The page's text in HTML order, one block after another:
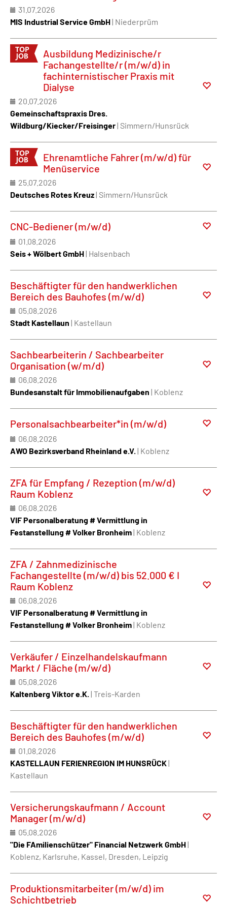
31.07.2026
MIS Industrial Service GmbH| Niederprüm
Ausbildung Medizinische/r
Fachangestellte/r (m/w/d) in
fachinternistischer Praxis mit
Dialyse
20.07.2026
Gemeinschaftspraxis Dres.
Wildburg/Kiecker/Freisinger| Simmern/Hunsrück
Ehrenamtliche Fahrer (m/w/d) für
Menüservice
25.07.2026
Deutsches Rotes Kreuz| Simmern/Hunsrück
CNC-Bediener (m/w/d)
01.08.2026
Seis + Wölbert GmbH| Halsenbach
Beschäftigter für den handwerklichen
Bereich des Bauhofes (m/w/d)
05.08.2026
Stadt Kastellaun | Kastellaun
Sachbearbeiterin / Sachbearbeiter
Organisation (w/m/d)
06.08.2026
Bundesanstalt für Immobilienaufgaben | Koblenz
Personalsachbearbeiter*in (m/w/d)
06.08.2026
AWO Bezirksverband Rheinland e.V.| Koblenz
ZFA für Empfang / Rezeption (m/w/d)
Raum Koblenz
06.08.2026
VIF Personalberatung # Vermittlung in
Festanstellung # Volker Bronheim| Koblenz
ZFA / Zahnmedizinische
Fachangestellte (m/w/d) bis 52.000 € I
Raum Koblenz
06.08.2026
VIF Personalberatung # Vermittlung in
Festanstellung # Volker Bronheim| Koblenz
Verkäufer / Einzelhandelskaufmann
Markt / Fläche (m/w/d)
05.08.2026
Kaltenberg Viktor e.K.| Treis-Karden
Beschäftigter für den handwerklichen
Bereich des Bauhofes (m/w/d)
01.08.2026
KASTELLAUN FERIENREGION IM HUNSRÜCK|
Kastellaun
Versicherungskaufmann / Account
Manager (m/w/d)
05.08.2026
"Die FAmilienschützer" Financial Netzwerk GmbH|
Koblenz, Karlsruhe, Kassel, Dresden, Leipzig
Produktionsmitarbeiter (m/w/d) im
Schichtbetrieb